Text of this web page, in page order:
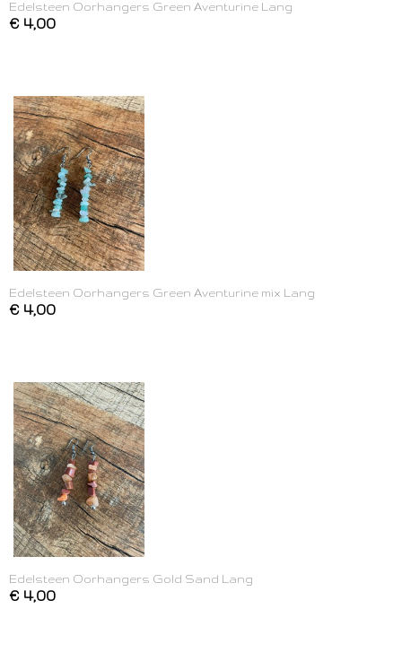
Edelsteen Oorhangers Green Aventurine Lang
€ 4,00
Edelsteen Oorhangers Green Aventurine mix Lang
€ 4,00
Edelsteen Oorhangers Gold Sand Lang
€ 4,00